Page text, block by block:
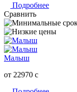
Подробнее
Сравнить
Малыш
от 22970 c